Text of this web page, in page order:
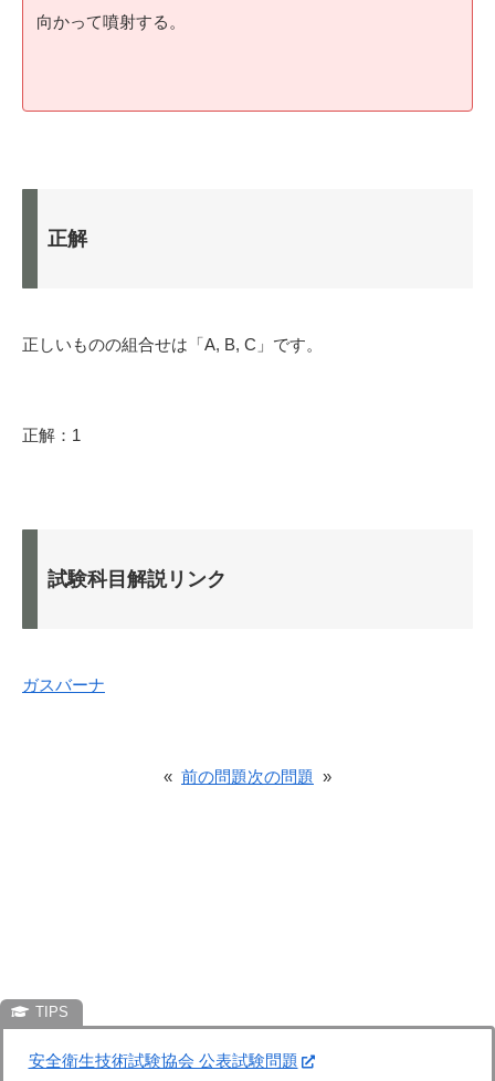
向かって噴射する。
正解
正しいものの組合せは「A, B, C」です。
正解：1
試験科目解説リンク
ガスバーナ
« 前の問題次の問題 »
安全衛生技術試験協会 公表試験問題